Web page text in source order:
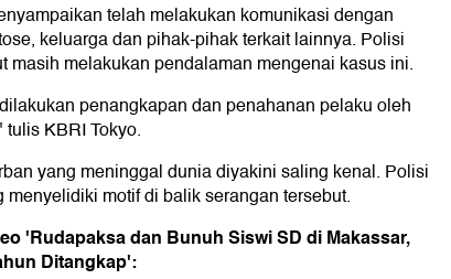
telah melakukan komunikasi dengan
keluarga dan pihak-pihak terkait lainnya. Polisi
masih melakukan pendalaman mengenai kasus ini.
penangkapan dan penahanan pelaku oleh
KBRI Tokyo.
yang meninggal dunia diyakini saling kenal. Polisi
menyelidiki motif di balik serangan tersebut.
'Rudapaksa dan Bunuh Siswi SD di Makassar,
Ditangkap':